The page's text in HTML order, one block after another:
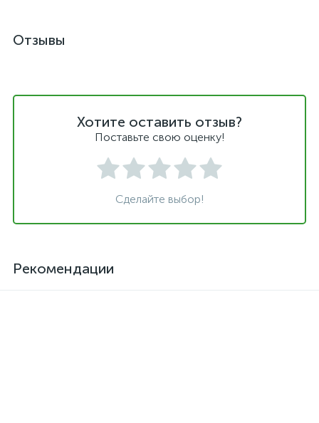
Отзывы
Хотите оставить отзыв?
Поставьте свою оценку!
Сделайте выбор!
Рекомендации